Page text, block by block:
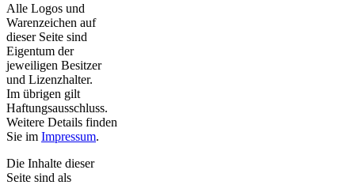
Alle Logos und
Warenzeichen auf
dieser Seite sind
Eigentum der
jeweiligen Besitzer
und Lizenzhalter.
Im übrigen gilt
Haftungsausschluss.
Weitere Details finden
Sie im Impressum.
Die Inhalte dieser
Seite sind als